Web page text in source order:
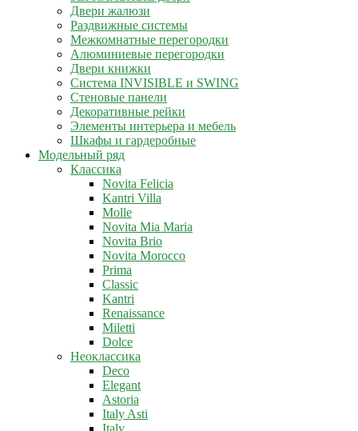
Двери жалюзи
Раздвижные системы
Межкомнатные перегородки
Алюминиевые перегородки
Двери книжки
Система INVISIBLE и SWING
Стеновые панели
Декоративные рейки
Элементы интерьера и мебель
Шкафы и гардеробные
Модельный ряд
Классика
Novita Felicia
Kantri Villa
Molle
Novita Mia Maria
Novita Brio
Novita Morocco
Prima
Classic
Kantri
Renaissance
Miletti
Dolce
Неоклассика
Deco
Elegant
Astoria
Italy Asti
Italy